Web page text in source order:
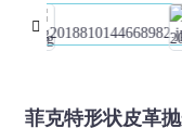
菲克特形状皮革